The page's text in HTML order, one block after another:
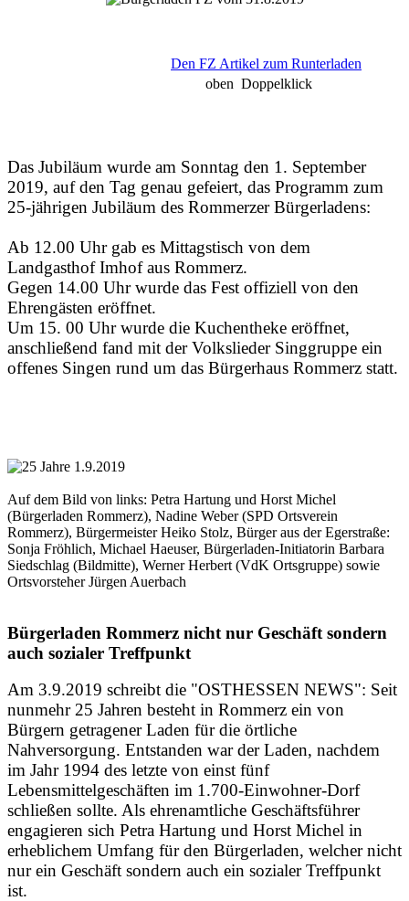
Den FZ Artikel zum Runterladen
oben Doppelklick
Das Jubiläum wurde am Sonntag den 1. September
2019, auf den Tag genau gefeiert, das Programm zum
25-jährigen Jubiläum des Rommerzer Bürgerladens:
Ab 12.00 Uhr gab es Mittagstisch von dem
Landgasthof Imhof aus Rommerz.
Gegen 14.00 Uhr wurde das Fest offiziell von den
Ehrengästen eröffnet.
Um 15. 00 Uhr wurde die Kuchentheke eröffnet,
anschließend fand mit der Volkslieder Singgruppe ein
offenes Singen rund um das Bürgerhaus Rommerz statt.
Auf dem Bild von links: Petra Hartung und Horst Michel
(Bürgerladen Rommerz), Nadine Weber (SPD Ortsverein
Rommerz), Bürgermeister Heiko Stolz, Bürger aus der Egerstraße:
Sonja Fröhlich, Michael Haeuser, Bürgerladen-Initiatorin Barbara
Siedschlag (Bildmitte), Werner Herbert (VdK Ortsgruppe) sowie
Ortsvorsteher Jürgen Auerbach
Bürgerladen Rommerz nicht nur Geschäft sondern
auch sozialer Treffpunkt
Am 3.9.2019 schreibt die "OSTHESSEN NEWS": Seit
nunmehr 25 Jahren besteht in Rommerz ein von
Bürgern getragener Laden für die örtliche
Nahversorgung. Entstanden war der Laden, nachdem
im Jahr 1994 des letzte von einst fünf
Lebensmittelgeschäften im 1.700-Einwohner-Dorf
schließen sollte. Als ehrenamtliche Geschäftsführer
engagieren sich Petra Hartung und Horst Michel in
erheblichem Umfang für den Bürgerladen, welcher nicht
nur ein Geschäft sondern auch ein sozialer Treffpunkt
ist.